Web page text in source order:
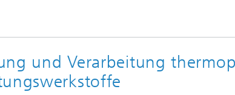
und Verarbeitung